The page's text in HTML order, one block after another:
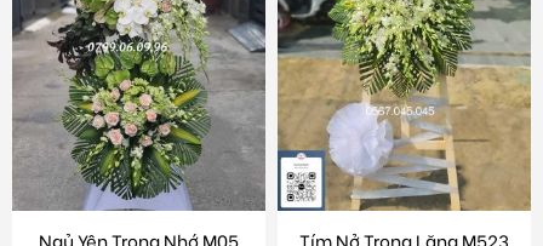
Ngủ Yên Trong Nhớ M05 Tím Nở Trong Lặng M523